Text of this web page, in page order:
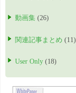
動画集 (26)
関連記事まとめ (11)
User Only (18)